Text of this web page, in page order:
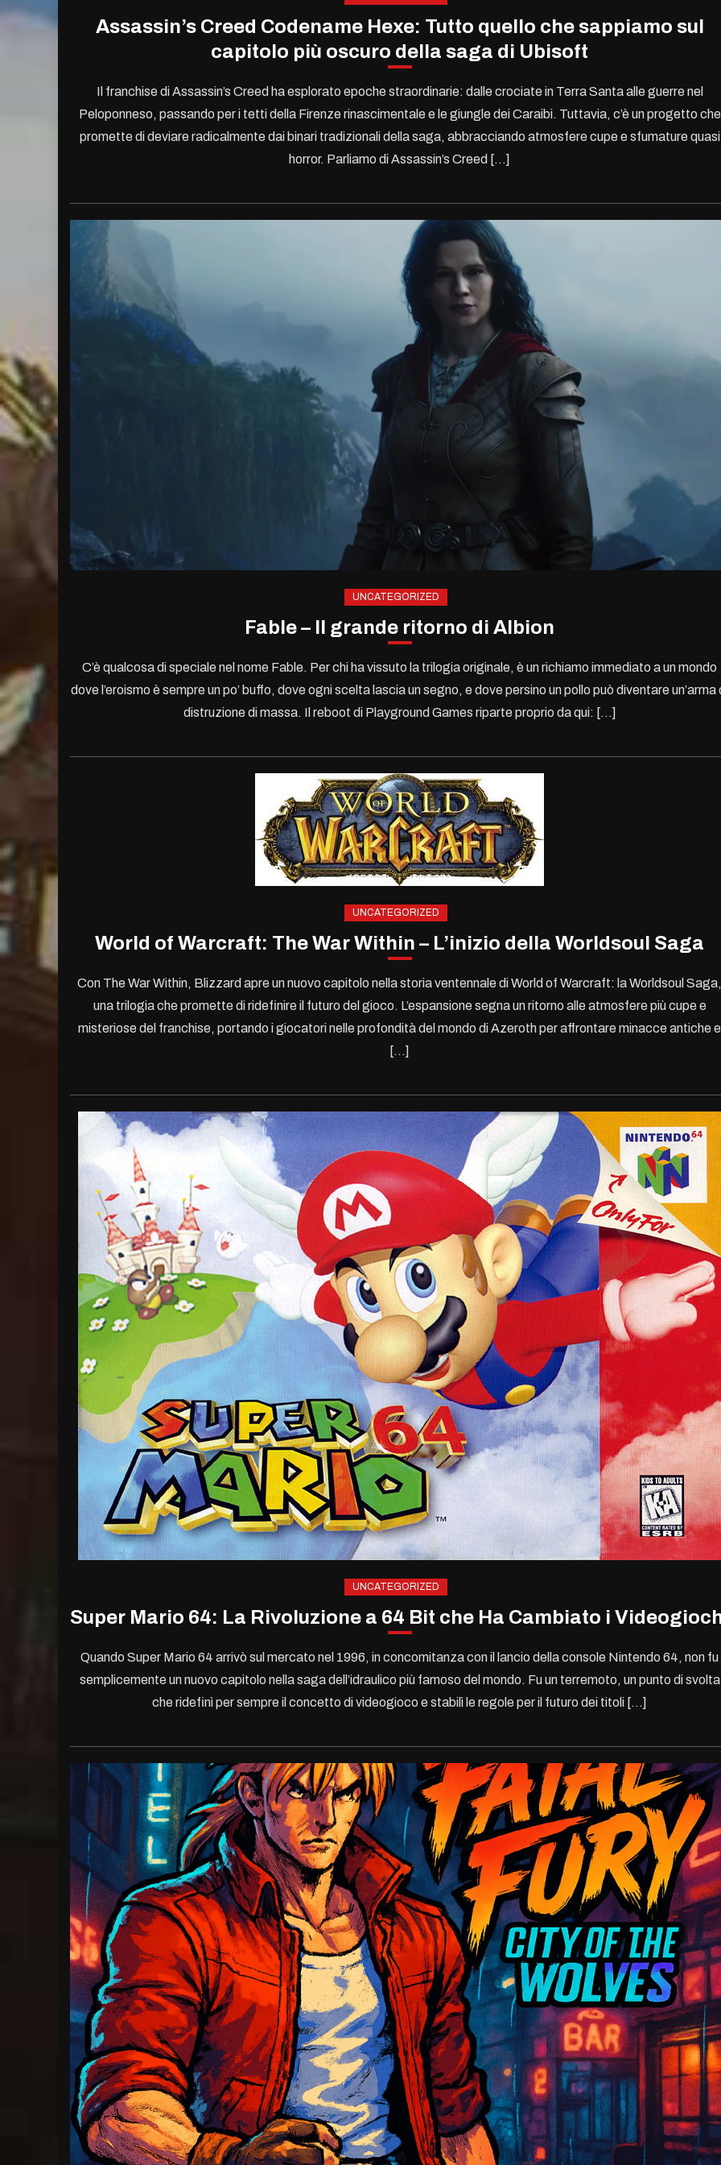
Assassin’s Creed Codename Hexe: Tutto quello che sappiamo sul
capitolo più oscuro della saga di Ubisoft
Il franchise di Assassin’s Creed ha esplorato epoche straordinarie: dalle crociate in Terra Santa alle guerre nel
Peloponneso, passando per i tetti della Firenze rinascimentale e le giungle dei Caraibi. Tuttavia, c’è un progetto che
promette di deviare radicalmente dai binari tradizionali della saga, abbracciando atmosfere cupe e sfumature quasi
horror. Parliamo di Assassin’s Creed […]
UNCATEGORIZED
Fable – Il grande ritorno di Albion
C’è qualcosa di speciale nel nome Fable. Per chi ha vissuto la trilogia originale, è un richiamo immediato a un mondo
dove l’eroismo è sempre un po’ buffo, dove ogni scelta lascia un segno, e dove persino un pollo può diventare un’arma
distruzione di massa. Il reboot di Playground Games riparte proprio da qui: […]
UNCATEGORIZED
World of Warcraft: The War Within – L’inizio della Worldsoul Saga
Con The War Within, Blizzard apre un nuovo capitolo nella storia ventennale di World of Warcraft: la Worldsoul Saga,
una trilogia che promette di ridefinire il futuro del gioco. L’espansione segna un ritorno alle atmosfere più cupe e
misteriose del franchise, portando i giocatori nelle profondità del mondo di Azeroth per affrontare minacce antiche e
[…]
UNCATEGORIZED
Super Mario 64: La Rivoluzione a 64 Bit che Ha Cambiato i
Quando Super Mario 64 arrivò sul mercato nel 1996, in concomitanza con il lancio della console Nintendo 64, non fu
semplicemente un nuovo capitolo nella saga dell’idraulico più famoso del mondo. Fu un terremoto, un punto di svolta
che ridefinì per sempre il concetto di videogioco e stabilì le regole per il futuro dei titoli […]